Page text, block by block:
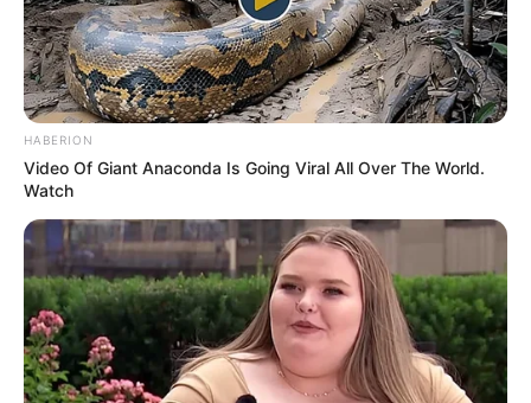
HABERION
Video Of Giant Anaconda Is Going Viral All Over The World.
Watch